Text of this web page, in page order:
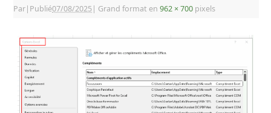
Par| Publié07/08/2025| Grand format en 962 × 700 pixels